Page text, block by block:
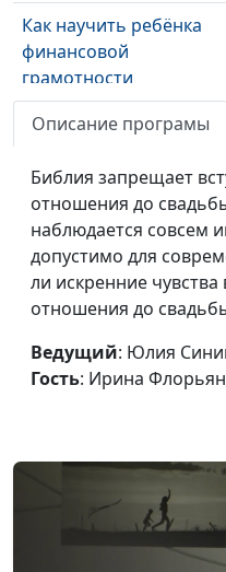
Как научить ребёнка
финансовой
грамотности
Когнитивные
— что с ними делать?
Почему цели не
достигаются?
Как преодолеть страх
4 правила хорошего
Описание програмы
Библия запрещает
отношения до
наблюдается совсем
допустимо для
ли искренние чувства
отношения до
Ведущий: Юлия
Гость: Ирина